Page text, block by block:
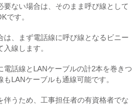
要ない場合は、そのまま呼び線として
です。
は、まず電話線に呼び線となるビニー
線します。
電話線とLANケーブルの計2本を巻きつ
LANケーブルも通線可能です。
伴うため、工事担任者の有資格者でな